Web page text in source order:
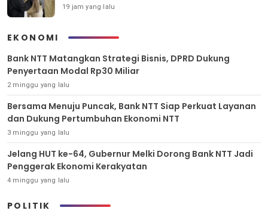
19 jam yang lalu
EKONOMI
Bank NTT Matangkan Strategi Bisnis, DPRD Dukung
Penyertaan Modal Rp30 Miliar
2 minggu yang lalu
Bersama Menuju Puncak, Bank NTT Siap Perkuat Layanan
dan Dukung Pertumbuhan Ekonomi NTT
3 minggu yang lalu
Jelang HUT ke-64, Gubernur Melki Dorong Bank NTT Jadi
Penggerak Ekonomi Kerakyatan
4 minggu yang lalu
POLITIK